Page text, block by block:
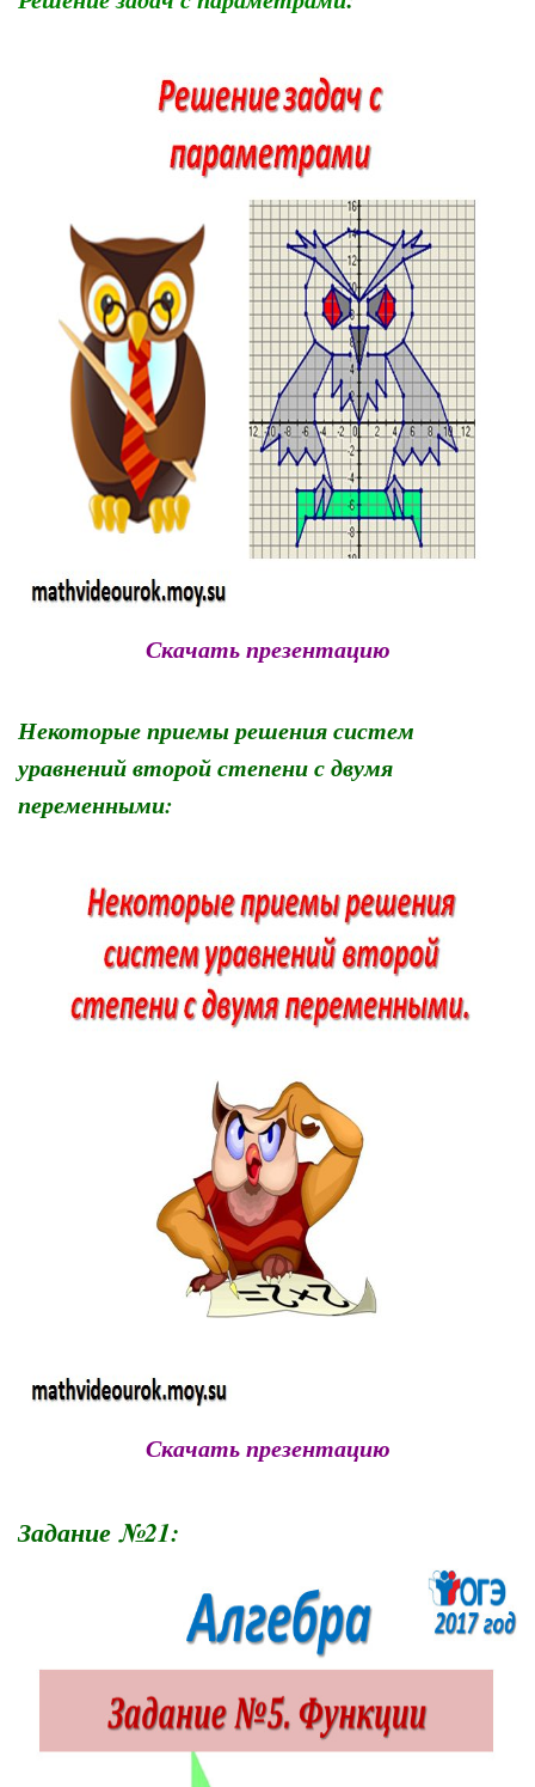
Скачать презентацию
Некоторые приемы решения систем
уравнений второй степени с двумя
переменными:
Скачать презентацию
Задание №21: